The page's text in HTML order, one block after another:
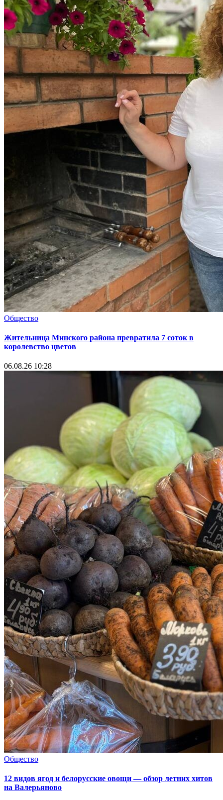
Общество
Жительница Минского района превратила 7 соток в
королевство цветов
06.08.26 10:28
Общество
12 видов ягод и белорусские овощи — обзор летних хитов
на Валерьяново